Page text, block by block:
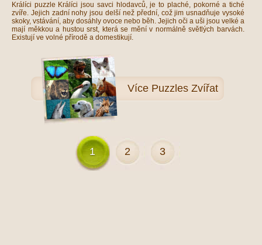
Králíci puzzle Králíci jsou savci hlodavců, je to plaché, pokorné a tiché
zvíře. Jejich zadní nohy jsou delší než přední, což jim usnadňuje vysoké
skoky, vstávání, aby dosáhly ovoce nebo běh. Jejich oči a uši jsou velké a
mají měkkou a hustou srst, která se mění v normálně světlých barvách.
Existují ve volné přírodě a domestikují.
Více Puzzles Zvířat
1 2 3